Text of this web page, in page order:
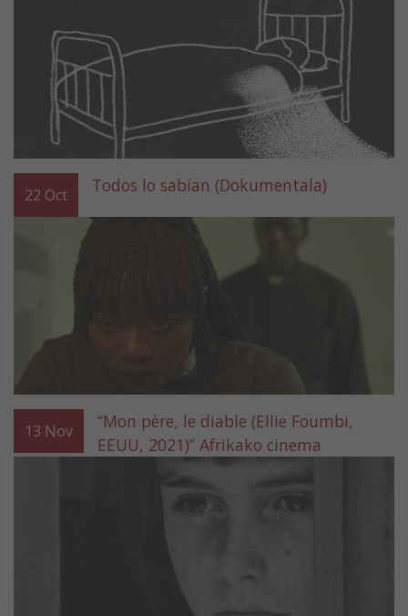
22 Oct Todos lo sabían (Dokumentala)
13 Nov
“Mon père, le diable (Ellie Foumbi,
EEUU, 2021)” Afrikako cinema